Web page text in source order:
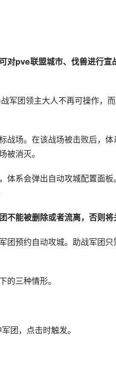
对pve联盟城市、伐兽进行宣
团领主大人不再可操作，
场。在该战场被击败后，体
被消灭。
系会弹出自动攻城配置面板
不能被删除或者流离，否则将
预约自动攻城。助战军团只
三种情形。
，点击时触发。